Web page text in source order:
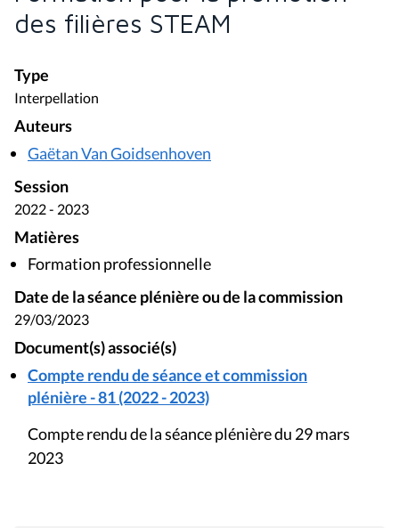
des filières STEAM
Type
Interpellation
Auteurs
Gaëtan Van Goidsenhoven
Session
2022 - 2023
Matières
Formation professionnelle
Date de la séance plénière ou de la commission
29/03/2023
Document(s) associé(s)
Compte rendu de séance et commission
plénière - 81 (2022 - 2023)
Compte rendu de la séance plénière du 29 mars
2023